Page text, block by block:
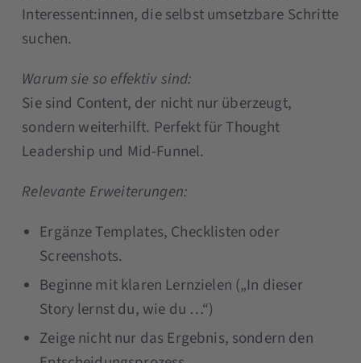
Interessent:innen, die selbst umsetzbare Schritte
suchen.
Warum sie so effektiv sind:
Sie sind Content, der nicht nur überzeugt,
sondern weiterhilft. Perfekt für Thought
Leadership und Mid-Funnel.
Relevante Erweiterungen:
Ergänze Templates, Checklisten oder
Screenshots.
Beginne mit klaren Lernzielen („In dieser
Story lernst du, wie du …“)
Zeige nicht nur das Ergebnis, sondern den